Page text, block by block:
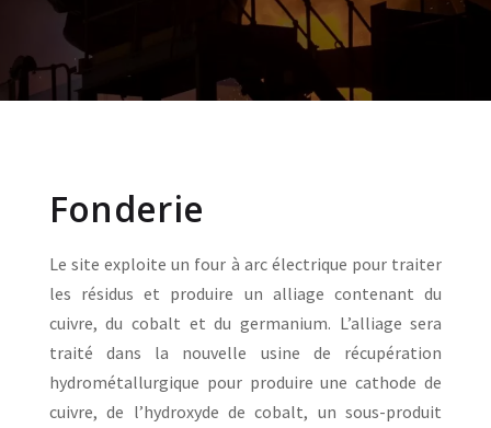
Fonderie
Le site exploite un four à arc électrique pour traiter
les résidus et produire un alliage contenant du
cuivre, du cobalt et du germanium. L’alliage sera
traité dans la nouvelle usine de récupération
hydrométallurgique pour produire une cathode de
cuivre, de l’hydroxyde de cobalt, un sous-produit